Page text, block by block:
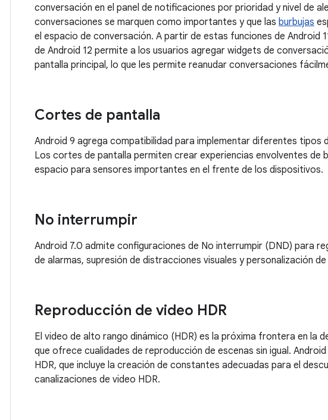
conversación en el panel de notificaciones por prioridad y nivel de
conversaciones se marquen como importantes y que las burbujas
el espacio de conversación. A partir de estas funciones de Android
de Android 12 permite a los usuarios agregar widgets de
pantalla principal, lo que les permite reanudar conversaciones
Cortes de pantalla
Android 9 agrega compatibilidad para implementar diferentes tipos
Los cortes de pantalla permiten crear experiencias envolventes de
espacio para sensores importantes en el frente de los dispositivos.
No interrumpir
Android 7.0 admite configuraciones de No interrumpir (DND) para
de alarmas, supresión de distracciones visuales y personalización
Reproducción de video HDR
El video de alto rango dinámico (HDR) es la próxima frontera en la
que ofrece cualidades de reproducción de escenas sin igual.
HDR, que incluye la creación de constantes adecuadas para el
canalizaciones de video HDR.